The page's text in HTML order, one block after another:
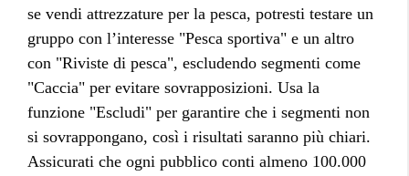
se vendi attrezzature per la pesca, potresti testare un
gruppo con l’interesse "Pesca sportiva" e un altro
con "Riviste di pesca", escludendo segmenti come
"Caccia" per evitare sovrapposizioni. Usa la
funzione "Escludi" per garantire che i segmenti non
si sovrappongano, così i risultati saranno più chiari.
Assicurati che ogni pubblico conti almeno 100.000